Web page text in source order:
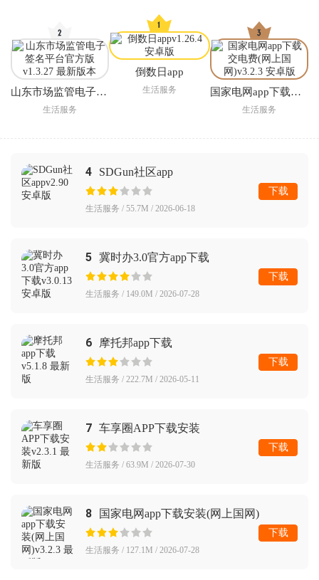
山东市场监管电子签名平台官方版
生活服务
倒数日app
生活服务 国家电网app下载交电费(网上国网)
生活服务
4 SDGun社区app
生活服务 / 55.7M / 2026-06-18
下载
5 冀时办3.0官方app下载
生活服务 / 149.0M / 2026-07-28
下载
6 摩托邦app下载
生活服务 / 222.7M / 2026-05-11
下载
7 车享圈APP下载安装
生活服务 / 63.9M / 2026-07-30
下载
8 国家电网app下载安装(网上国网)
生活服务 / 127.1M / 2026-07-28
下载